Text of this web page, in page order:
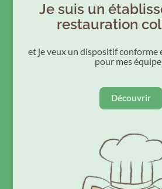
Je suis un
restauration
et je veux un dispositif conforme
pour mes
Découvrir